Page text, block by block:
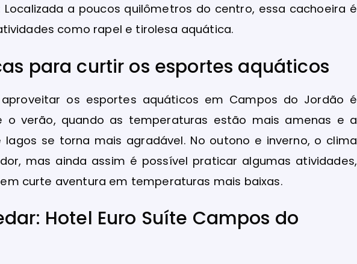
Localizada a poucos quilômetros do centro, essa cachoeira é
como rapel e tirolesa aquática.
para curtir os esportes aquáticos
os esportes aquáticos em Campos do Jordão é
o verão, quando as temperaturas estão mais amenas e a
se torna mais agradável. No outono e inverno, o clima
mas ainda assim é possível praticar algumas atividades,
curte aventura em temperaturas mais baixas.
Hotel Euro Suíte Campos do